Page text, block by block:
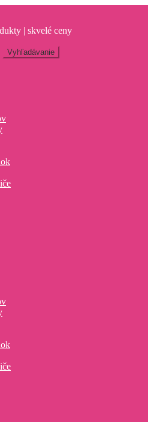
| skvelé ceny
Vyhľadávanie